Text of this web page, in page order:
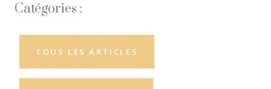
Catégories :
TOUS LES ARTICLES